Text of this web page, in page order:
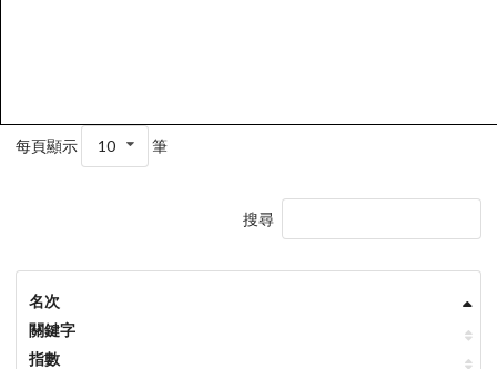
每頁顯示 10 筆
搜尋
名次
關鍵字
指數